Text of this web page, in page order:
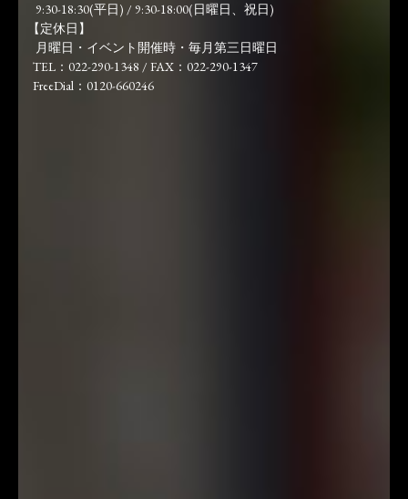
9:30-18:30(平日) / 9:30-18:00(日曜日、祝日)
【定休日】
月曜日・イベント開催時・毎月第三日曜日
TEL：022-290-1348 / FAX：022-290-1347
FreeDial：0120-660246